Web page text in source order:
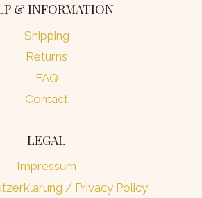
& INFORMATION
Shipping
Returns
FAQ
Contact
LEGAL
Impressum
/ Privacy Policy